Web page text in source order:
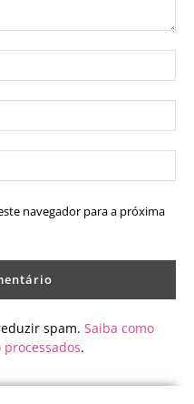
navegador para a próxima
spam. Saiba como
.